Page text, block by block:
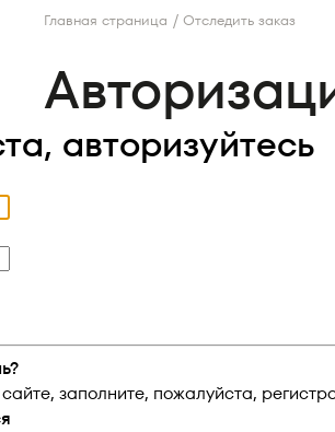
Главная страница / Отследить заказ
авторизуйтесь
заполните, пожалуйста,